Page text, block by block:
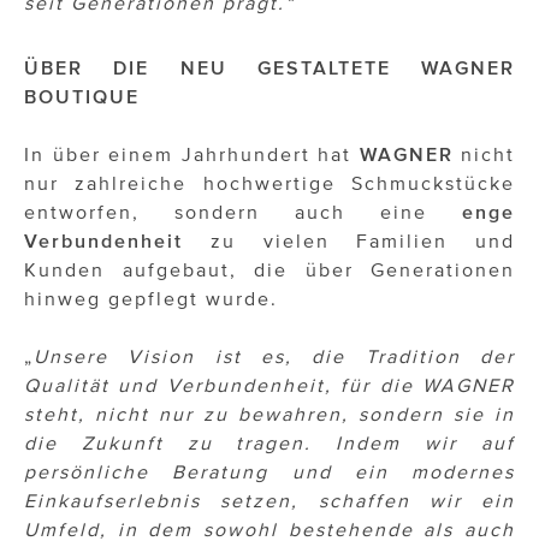
ÜBER DIE NEU GESTALTETE WAGNER
BOUTIQUE
In über einem Jahrhundert hat WAGNER nicht
nur zahlreiche hochwertige Schmuckstücke
entworfen, sondern auch eine enge
Verbundenheit
zu vielen Familien und
Kunden aufgebaut, die über Generationen
hinweg gepflegt wurde.
„ Unsere Vision ist es, die Tradition der
Qualität und Verbundenheit, für die WAGNER
steht, nicht nur zu bewahren, sondern sie in
die Zukunft zu tragen. Indem wir auf
persönliche Beratung und ein modernes
Einkaufserlebnis setzen, schaffen wir ein
Umfeld, in dem sowohl bestehende als auch